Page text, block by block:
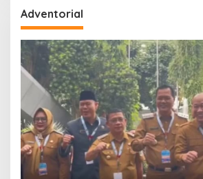
Adventorial